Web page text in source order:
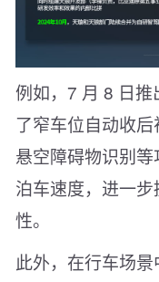
例如，7 月 8 日推
了窄车位自动收后
悬空障碍物识别
泊车速度，进一
性。
此外，在行车场景